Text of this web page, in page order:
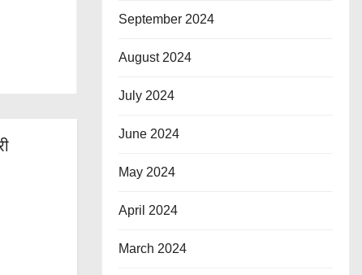
September 2024
August 2024
July 2024
June 2024
May 2024
April 2024
March 2024